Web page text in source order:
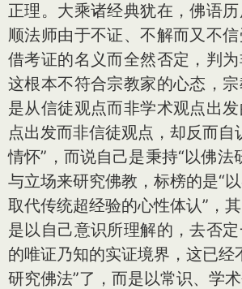
正理。大乘诸经典犹在，佛语
顺法师由于不证、不解而又不
借考证的名义而全然否定，判为
这根本不符合宗教家的心态，
是从信徒观点而非学术观点出
点出发而非信徒观点，却反而自
情怀”，而说自己是秉持“以佛法
与立场来研究佛教，标榜的是“
取代传统超经验的心性体认”，
是以自己意识所理解的，去否
的唯证乃知的实证境界，这已经
研究佛法”了，而是以常识、学